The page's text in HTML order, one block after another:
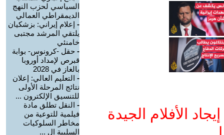
الأفلام الجيدة
السياسي لحزب النهج
الديمقراطي العمالي
- إعلام إيراني: بزشكيان
يلتقي المرشد مجتبى
خامنئي
- حقل -كرونوس- بوابة
قبرص لإمداد أوروبا
بالغاز في 2028
- التعليم العالي: إعلان
نتائج المرحلة الأولى
للتنسيق الإلكترون ...
- النقل تطلق مادة
فيلمية للتوعية من
مخاطر السلوكيات
السلبية ال ...